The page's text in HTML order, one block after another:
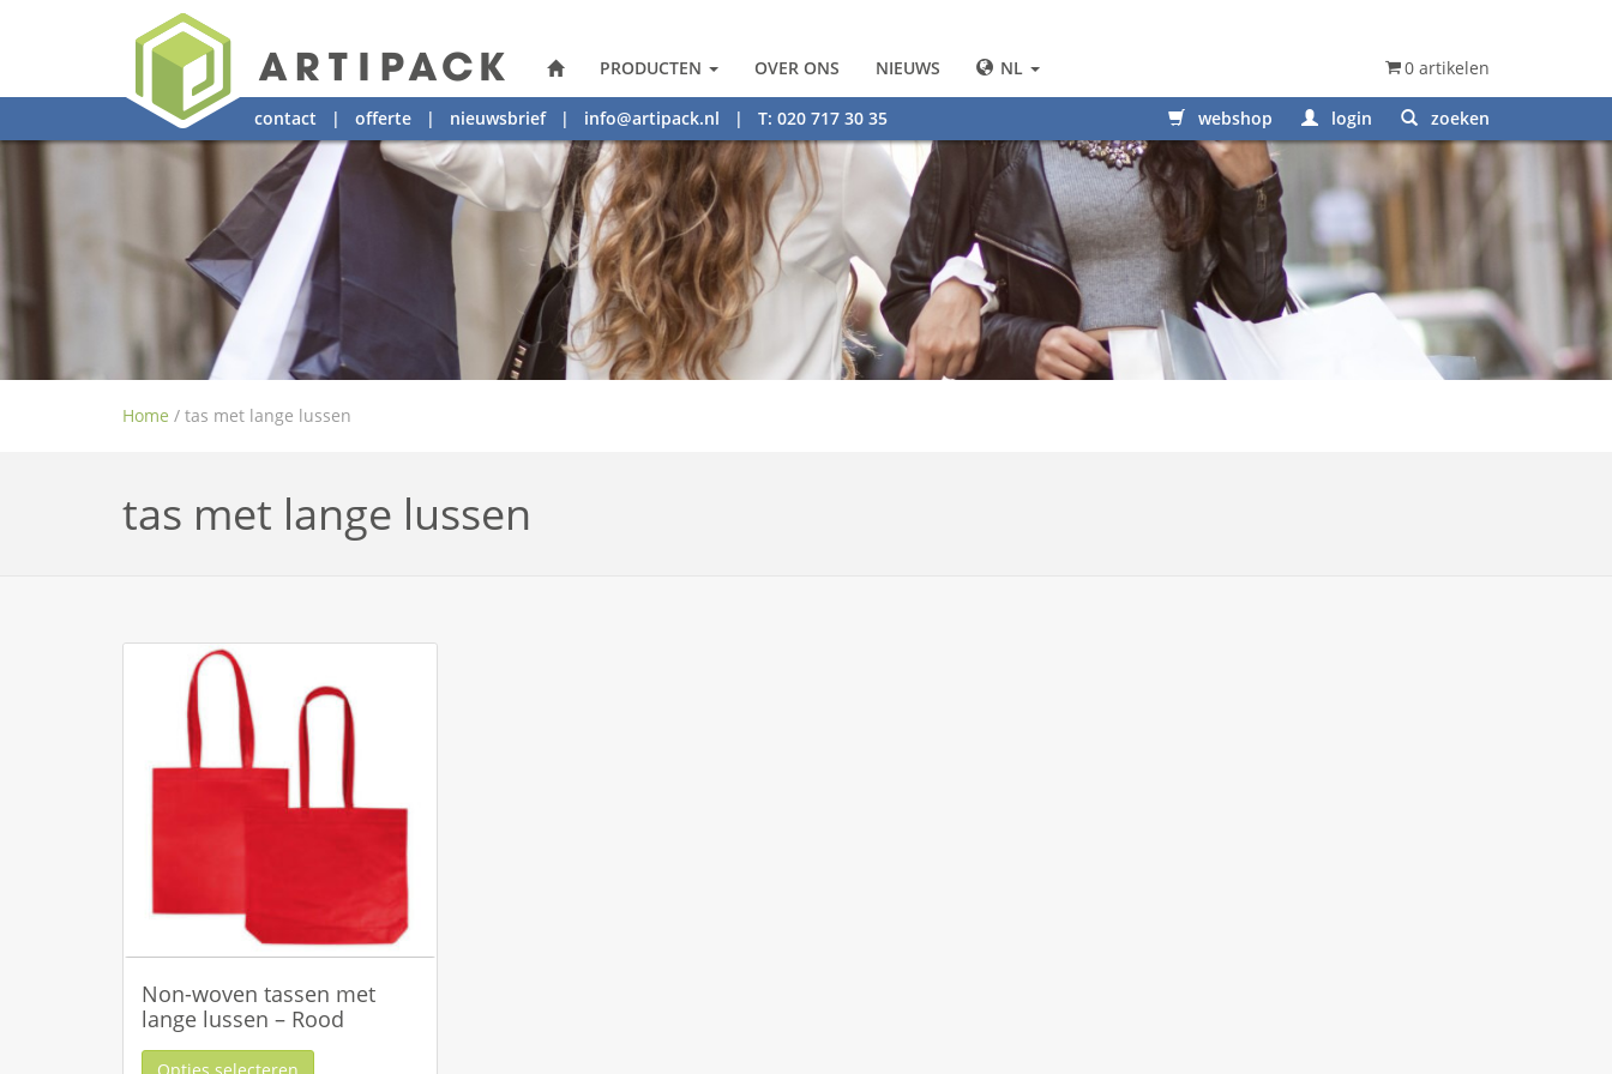
PRODUCTEN OVER ONS NIEUWS NL 0 artikelen
contact | offerte | nieuwsbrief| info@artipack.nl | T: 020 717 30 35 webshop login zoeken
Home / tas met lange lussen
tas met lange lussen
Non-woven tassen met
lange lussen – Rood
Opties selecteren